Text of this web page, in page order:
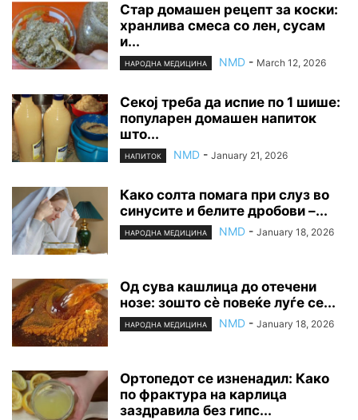
Стар домашен рецепт за коски:
хранлива смеса со лен, сусам
и...
НАРОДНА МЕДИЦИНА NMD - March 12, 2026
Секој треба да испие по 1 шише:
популарен домашен напиток
што...
НАПИТОК NMD - January 21, 2026
Како солта помага при слуз во
синусите и белите дробови –...
НАРОДНА МЕДИЦИНА NMD - January 18, 2026
Од сува кашлица до отечени
нозе: зошто сè повеќе луѓе се...
НАРОДНА МЕДИЦИНА NMD - January 18, 2026
Ортопедот се изненадил: Како
по фрактура на карлица
заздравила без гипс...